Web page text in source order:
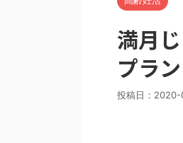
満月
プラン
投稿日： 2020-